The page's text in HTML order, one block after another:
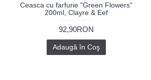
Ceasca cu farfurie "Green Flowers"
200ml, Clayre & Eef
92,90RON
Adaugă în Coş